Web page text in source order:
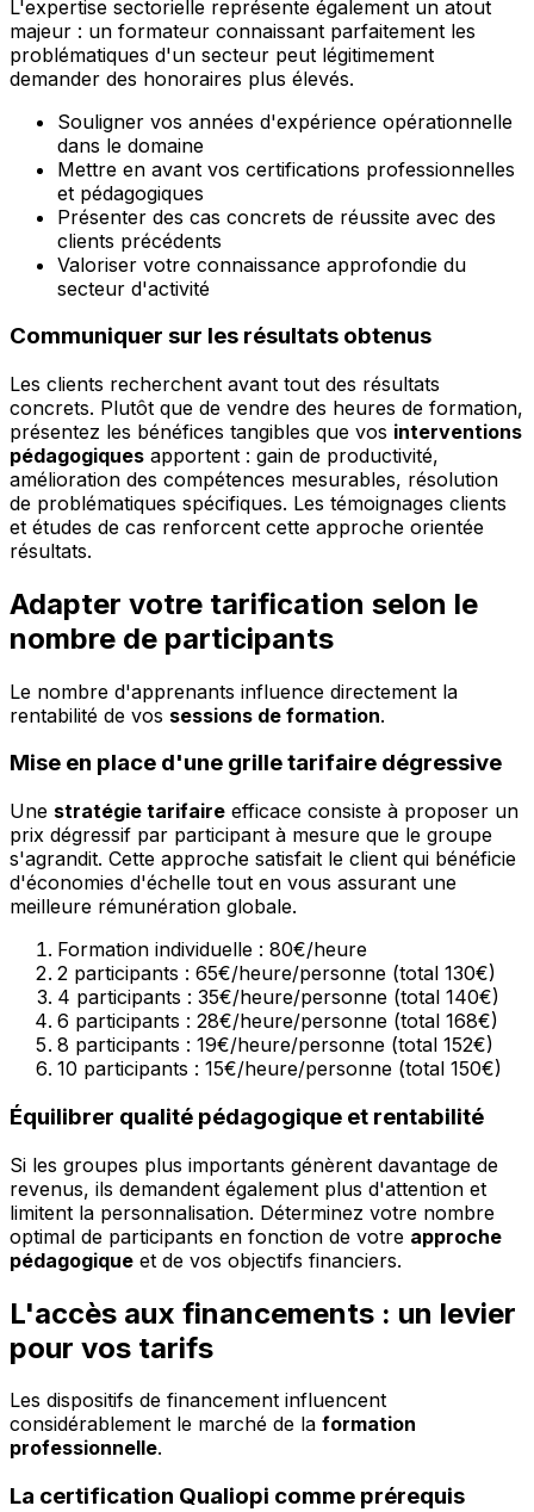
L'expertise sectorielle représente également un atout
majeur : un formateur connaissant parfaitement les
problématiques d'un secteur peut légitimement
demander des honoraires plus élevés.
Souligner vos années d'expérience opérationnelle
dans le domaine
Mettre en avant vos certifications professionnelles
et pédagogiques
Présenter des cas concrets de réussite avec des
clients précédents
Valoriser votre connaissance approfondie du
secteur d'activité
Communiquer sur les résultats obtenus
Les clients recherchent avant tout des résultats
concrets. Plutôt que de vendre des heures de formation,
présentez les bénéfices tangibles que vos interventions
pédagogiques apportent : gain de productivité,
amélioration des compétences mesurables, résolution
de problématiques spécifiques. Les témoignages clients
et études de cas renforcent cette approche orientée
résultats.
Adapter votre tarification selon le
nombre de participants
Le nombre d'apprenants influence directement la
rentabilité de vos sessions de formation.
Mise en place d'une grille tarifaire dégressive
Une stratégie tarifaire efficace consiste à proposer un
prix dégressif par participant à mesure que le groupe
s'agrandit. Cette approche satisfait le client qui bénéficie
d'économies d'échelle tout en vous assurant une
meilleure rémunération globale.
Formation individuelle : 80€/heure
2 participants : 65€/heure/personne (total 130€)
4 participants : 35€/heure/personne (total 140€)
6 participants : 28€/heure/personne (total 168€)
8 participants : 19€/heure/personne (total 152€)
10 participants : 15€/heure/personne (total 150€)
Équilibrer qualité pédagogique et rentabilité
Si les groupes plus importants génèrent davantage de
revenus, ils demandent également plus d'attention et
limitent la personnalisation. Déterminez votre nombre
optimal de participants en fonction de votre approche
pédagogique et de vos objectifs financiers.
L'accès aux financements : un levier
pour vos tarifs
Les dispositifs de financement influencent
considérablement le marché de la formation
professionnelle.
La certification Qualiopi comme prérequis